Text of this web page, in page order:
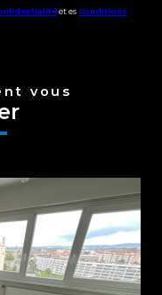
et es Conditions
vous